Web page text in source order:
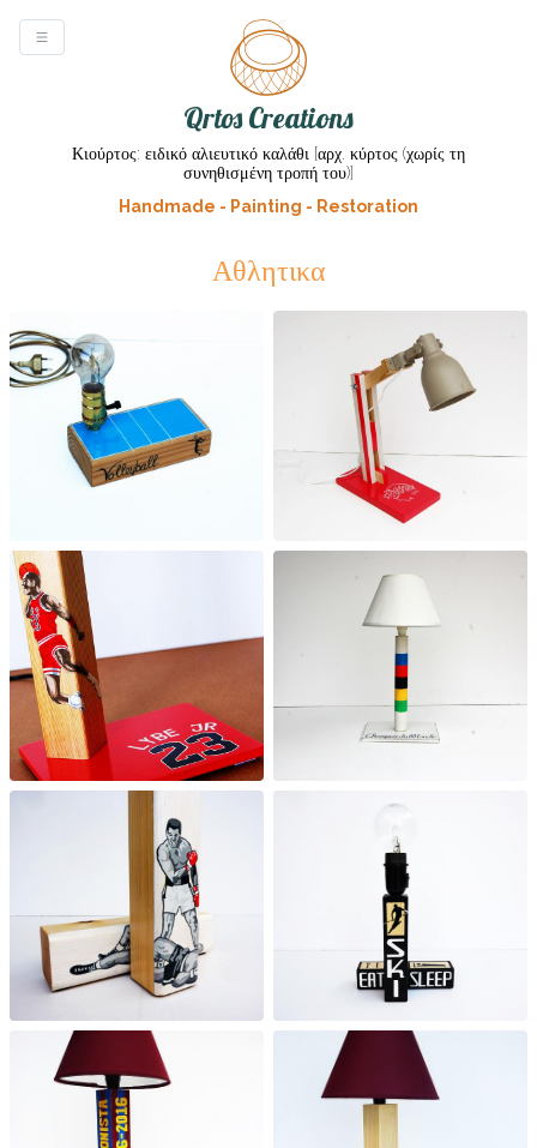
Qrtos Creations
Κιούρτος: ειδικό αλιευτικό καλάθι [αρχ. κύρτος (χωρίς τη
συνηθισμένη τροπή του)]
Handmade - Painting - Restoration
Αθλητικα